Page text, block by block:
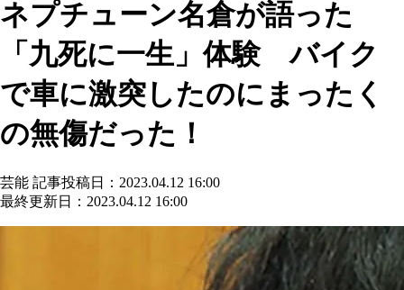
ネプチューン名倉が語った
「九死に一生」体験 バイク
で車に激突したのにまったく
の無傷だった！
芸能 記事投稿日：2023.04.12 16:00
最終更新日：2023.04.12 16:00